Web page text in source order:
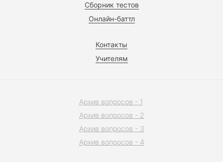
Сборник тестов
Онлайн-баттл
Контакты
Учителям
Архив вопросов - 1
Архив вопросов - 2
Архив вопросов - 3
Архив вопросов - 4